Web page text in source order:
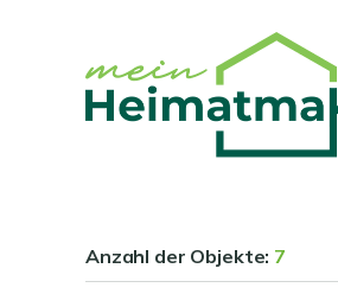
Anzahl der Objekte: 7